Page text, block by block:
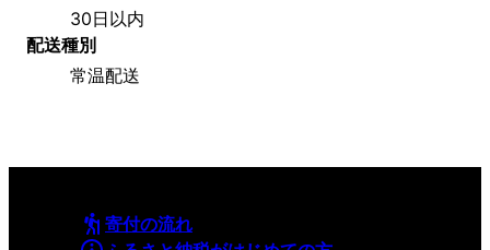
30日以内
配送種別
常温配送
寄付の流れ